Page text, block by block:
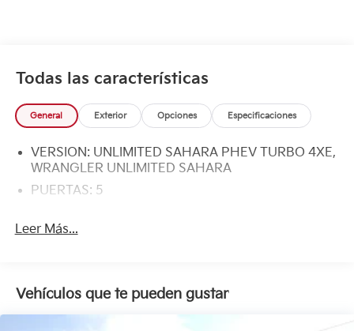
Todas las características
General Exterior Opciones Especificaciones
VERSION: UNLIMITED SAHARA PHEV TURBO 4XE,
WRANGLER UNLIMITED SAHARA
PUERTAS: 5
Leer Más...
Vehículos que te pueden gustar